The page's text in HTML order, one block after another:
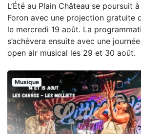
L’Été au Plain Château se poursuit
Foron avec une projection gratuite
le mercredi 19 août. La
s’achèvera ensuite avec une
open air musical les 29 et 30 août.
Musique